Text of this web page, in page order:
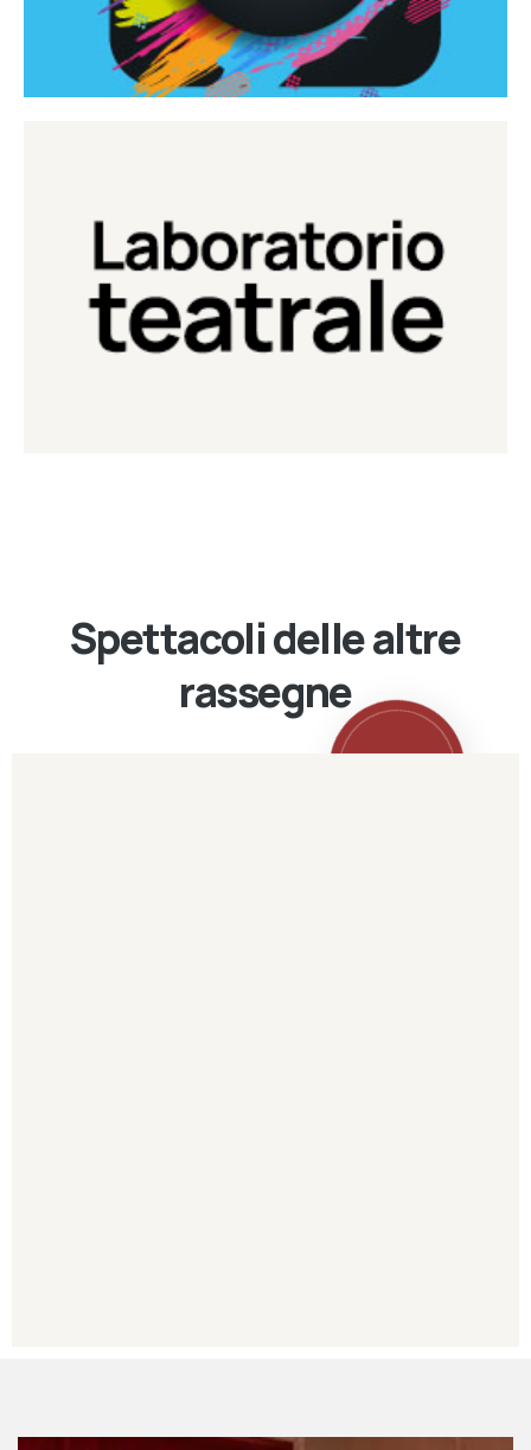
Laboratorio Teatrale
Laboratorio di teatro del Teatro Eduardo de Filippo
Continua
Spettacoli delle altre
rassegne